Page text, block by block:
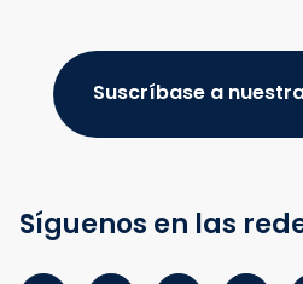
Suscríbase a
Síguenos en las